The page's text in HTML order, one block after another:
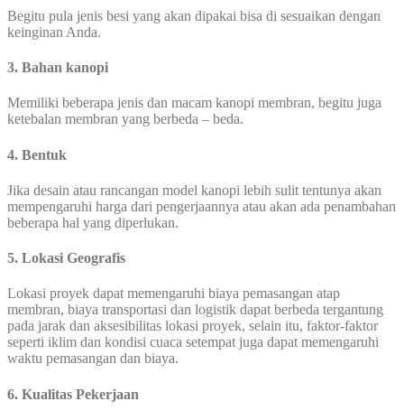
Begitu pula jenis besi yang akan dipakai bisa di sesuaikan dengan
keinginan Anda.
3. Bahan kanopi
Memiliki beberapa jenis dan macam kanopi membran, begitu juga
ketebalan membran yang berbeda – beda.
4. Bentuk
Jika desain atau rancangan model kanopi lebih sulit tentunya akan
mempengaruhi harga dari pengerjaannya atau akan ada penambahan
beberapa hal yang diperlukan.
5. Lokasi Geografis
Lokasi proyek dapat memengaruhi biaya pemasangan atap
membran, biaya transportasi dan logistik dapat berbeda tergantung
pada jarak dan aksesibilitas lokasi proyek, selain itu, faktor-faktor
seperti iklim dan kondisi cuaca setempat juga dapat memengaruhi
waktu pemasangan dan biaya.
6. Kualitas Pekerjaan